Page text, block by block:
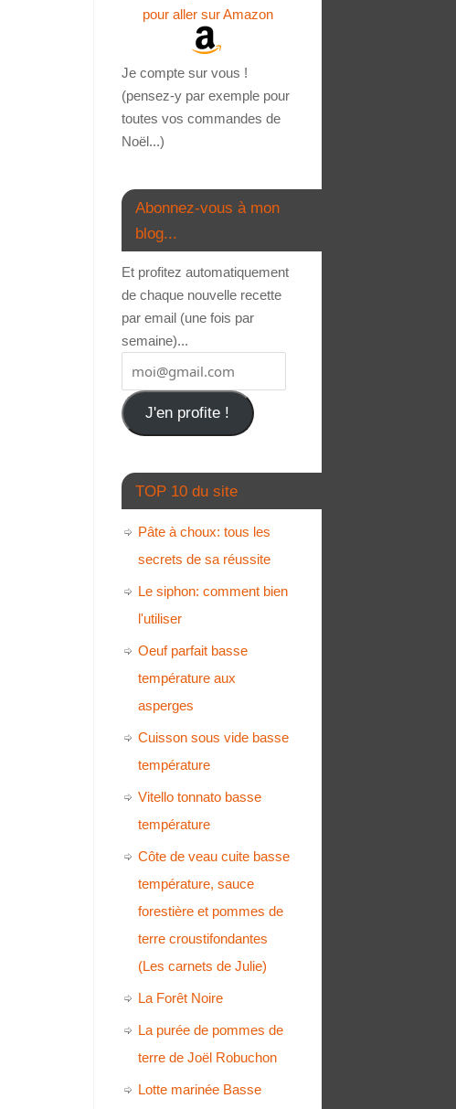
pour aller sur Amazon
Je compte sur vous !
(pensez-y par exemple pour
toutes vos commandes de
Noël...)
Abonnez-vous à mon
blog...
Et profitez automatiquement
de chaque nouvelle recette
par email (une fois par
semaine)...
J'en profite !
TOP 10 du site
Pâte à choux: tous les
secrets de sa réussite
Le siphon: comment bien
l'utiliser
Oeuf parfait basse
température aux
asperges
Cuisson sous vide basse
température
Vitello tonnato basse
température
Côte de veau cuite basse
température, sauce
forestière et pommes de
terre croustifondantes
(Les carnets de Julie)
La Forêt Noire
La purée de pommes de
terre de Joël Robuchon
Lotte marinée Basse